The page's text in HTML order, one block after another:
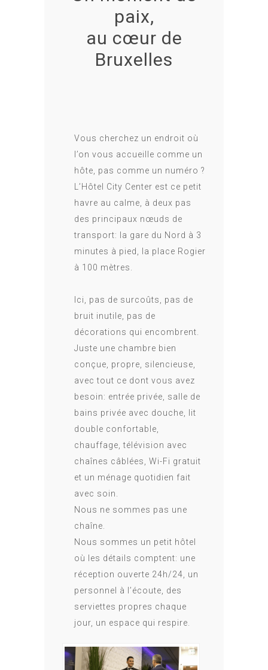
paix,
au cœur de
Bruxelles
Vous cherchez un endroit où
l’on vous accueille comme un
hôte, pas comme un numéro ?
L’Hôtel City Center est ce petit
havre au calme, à deux pas
des principaux nœuds de
transport: la gare du Nord à 3
minutes à pied, la place Rogier
à 100 mètres.
Ici, pas de surcoûts, pas de
bruit inutile, pas de
décorations qui encombrent.
Juste une chambre bien
conçue, propre, silencieuse,
avec tout ce dont vous avez
besoin: entrée privée, salle de
bains privée avec douche, lit
double confortable,
chauffage, télévision avec
chaînes câblées, Wi-Fi gratuit
et un ménage quotidien fait
avec soin.
Nous ne sommes pas une
chaîne.
Nous sommes un petit hôtel
où les détails comptent: une
réception ouverte 24h/24, un
personnel à l’écoute, des
serviettes propres chaque
jour, un espace qui respire.